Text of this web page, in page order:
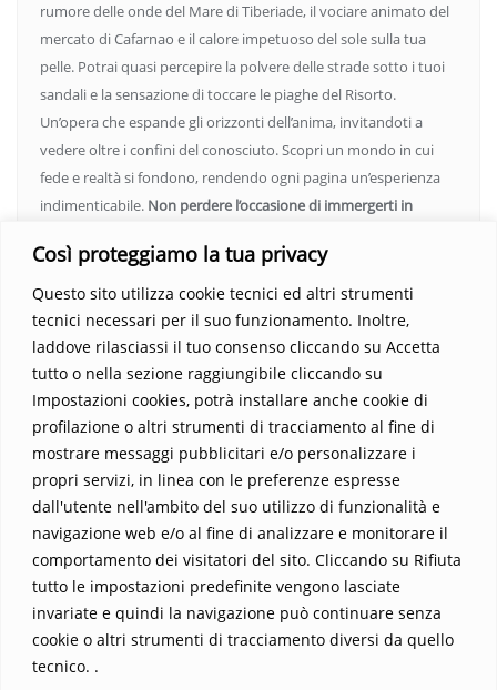
Così proteggiamo la tua privacy
Questo sito utilizza cookie tecnici ed altri strumenti
tecnici necessari per il suo funzionamento. Inoltre,
laddove rilasciassi il tuo consenso cliccando su Accetta
tutto o nella sezione raggiungibile cliccando su
Impostazioni cookies, potrà installare anche cookie di
profilazione o altri strumenti di tracciamento al fine di
mostrare messaggi pubblicitari e/o personalizzare i
propri servizi, in linea con le preferenze espresse
dall'utente nell'ambito del suo utilizzo di funzionalità e
navigazione web e/o al fine di analizzare e monitorare il
comportamento dei visitatori del sito. Cliccando su Rifiuta
tutto le impostazioni predefinite vengono lasciate
invariate e quindi la navigazione può continuare senza
cookie o altri strumenti di tracciamento diversi da quello
tecnico. .
rumore delle onde del Mare di Tiberiade, il vociare animato del
mercato di Cafarnao e il calore impetuoso del sole sulla tua
pelle. Potrai quasi percepire la polvere delle strade sotto i tuoi
sandali e la sensazione di toccare le piaghe del Risorto.
Un’opera che espande gli orizzonti dell’anima, invitandoti a
vedere oltre i confini del conosciuto. Scopri un mondo in cui
fede e realtà si fondono, rendendo ogni pagina un’esperienza
indimenticabile. Non perdere l’occasione di immergerti in
Parola trasformi la tua vita.
Home Contatti
Sostieni La Buona Parola – dona 5 €, 10 €, 25 €… il tuo contributo
conta
Chi sono? Alessandro Ginotta, scrittore
I viaggi dell’anima
Catechesi